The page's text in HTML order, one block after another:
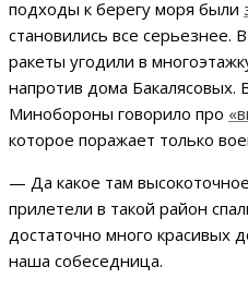
подходы к берегу моря были
становились все серьезнее.
ракеты угодили в
напротив дома Бакалясовых.
Минобороны говорило про
которое поражает только
— Да какое там
прилетели в такой район
достаточно много
наша собеседница.